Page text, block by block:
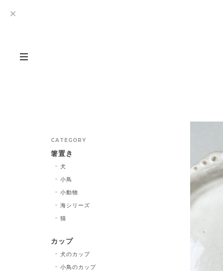
CATEGORY
箸置き
犬
小鳥
小動物
海シリーズ
猫
カップ
犬のカップ
小鳥のカップ